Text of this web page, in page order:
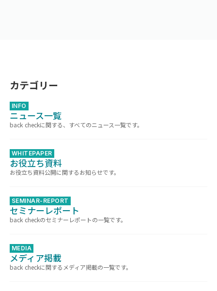
カテゴリー
INFO
ニュース一覧
back checkに関する、すべてのニュース一覧です。
WHITEPAPER
お役立ち資料
お役立ち資料公開に関するお知らせです。
SEMINAR-REPORT
セミナーレポート
back checkのセミナーレポートの一覧です。
MEDIA
メディア掲載
back checkに関するメディア掲載の一覧です。